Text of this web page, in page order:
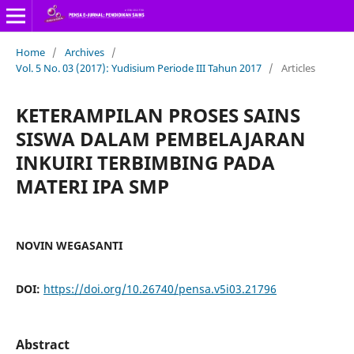
Home / Archives /
Vol. 5 No. 03 (2017): Yudisium Periode III Tahun 2017 / Articles
KETERAMPILAN PROSES SAINS
SISWA DALAM PEMBELAJARAN
INKUIRI TERBIMBING PADA
MATERI IPA SMP
NOVIN WEGASANTI
DOI: https://doi.org/10.26740/pensa.v5i03.21796
Abstract